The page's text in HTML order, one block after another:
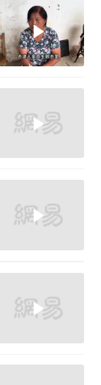
驶入“快车道”
尽休”的底气
韧性和活力